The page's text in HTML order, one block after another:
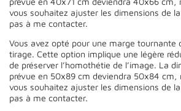
vous souhaitez ajuster les dimensions de
pas à me contacter.
Vous avez opté pour une marge tournante
tirage. Cette option implique une légère
de préserver l’homothétie de l’image. La
prévue en 50x89 cm deviendra 50x84 cm,
vous souhaitez ajuster les dimensions de
pas à me contacter.